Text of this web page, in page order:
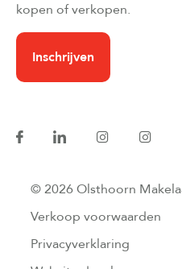
kopen of verkopen.
Inschrijven
© 2026 Olsthoorn
Verkoop voorwaarden
Privacyverklaring